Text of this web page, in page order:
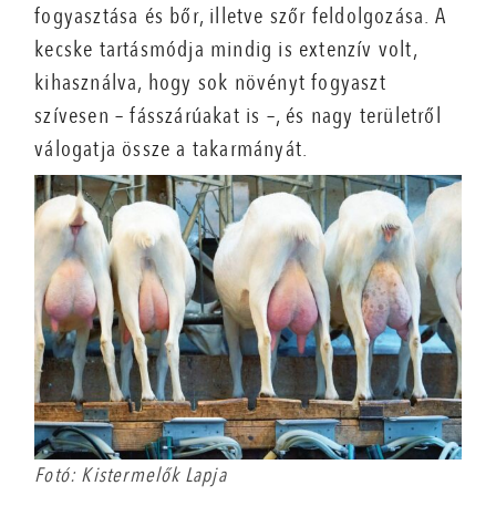
fogyasztása és bőr, illetve szőr feldolgozása. A
kecske tartásmódja mindig is extenzív volt,
kihasználva, hogy sok növényt fogyaszt
szívesen – fásszárúakat is –, és nagy területről
válogatja össze a takarmányát.
Fotó: Kistermelők Lapja